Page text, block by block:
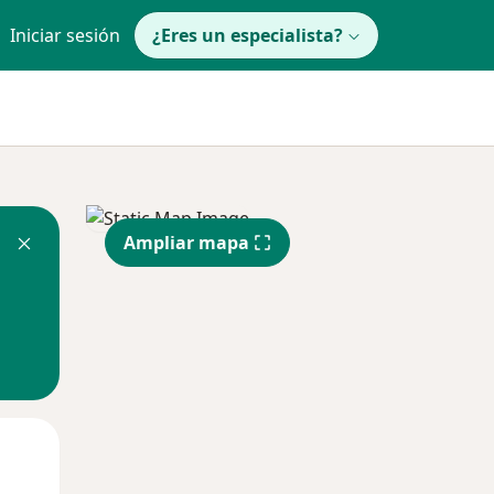
Iniciar sesión ¿Eres un especialista?
Ampliar mapa